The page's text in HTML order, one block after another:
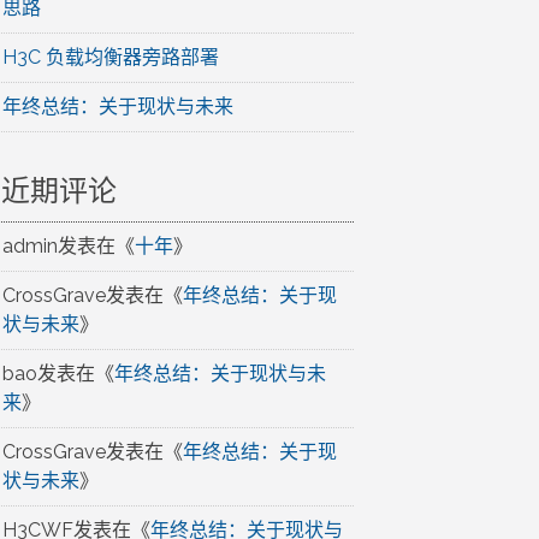
思路
H3C 负载均衡器旁路部署
年终总结：关于现状与未来
近期评论
admin发表在《十年》
CrossGrave发表在《年终总结：关于现
状与未来》
bao发表在《年终总结：关于现状与未
来》
CrossGrave发表在《年终总结：关于现
状与未来》
H3CWF发表在《年终总结：关于现状与